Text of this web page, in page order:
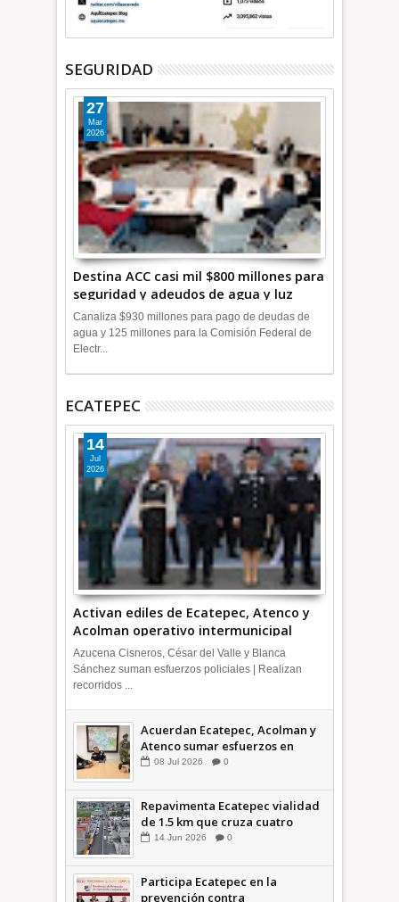
SEGURIDAD
Destina ACC casi mil $800 millones para
seguridad y adeudos de agua y luz
+Video
27
Mar
2026
Canaliza $930 millones para pago de deudas de
agua y 125 millones para la Comisión Federal de
Electr...
ECATEPEC
Activan ediles de Ecatepec, Atenco y
Acolman operativo intermunicipal
14
Jul
2026
Azucena Cisneros, César del Valle y Blanca
Sánchez suman esfuerzos policiales | Realizan
recorridos ...
Acuerdan Ecatepec, Acolman y
Atenco sumar esfuerzos en
seguridad
08 Jul 2026 0
Repavimenta Ecatepec vialidad
de 1.5 km que cruza cuatro
comunidades +Video
14 Jun 2026 0
Participa Ecatepec en la
prevención contra